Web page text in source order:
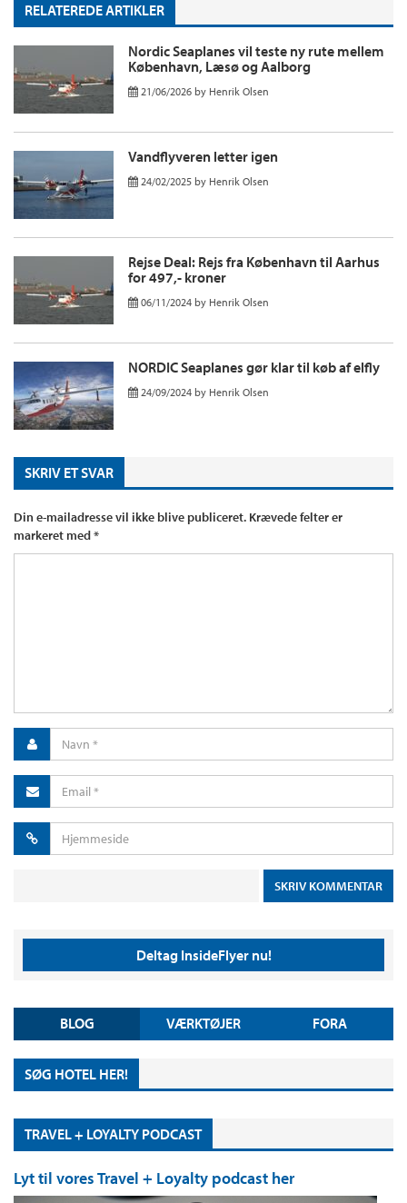
RELATEREDE ARTIKLER
Nordic Seaplanes vil teste ny rute mellem
København, Læsø og Aalborg
21/06/2026 by Henrik Olsen
Vandflyveren letter igen
24/02/2025 by Henrik Olsen
Rejse Deal: Rejs fra København til Aarhus
for 497,- kroner
06/11/2024 by Henrik Olsen
NORDIC Seaplanes gør klar til køb af elfly
24/09/2024 by Henrik Olsen
SKRIV ET SVAR
Din e-mailadresse vil ikke blive publiceret. Krævede felter er
markeret med*
Deltag InsideFlyer nu!
BLOG VÆRKTØJER FORA
SØG HOTEL HER!
TRAVEL + LOYALTY PODCAST
Lyt til vores Travel + Loyalty podcast her